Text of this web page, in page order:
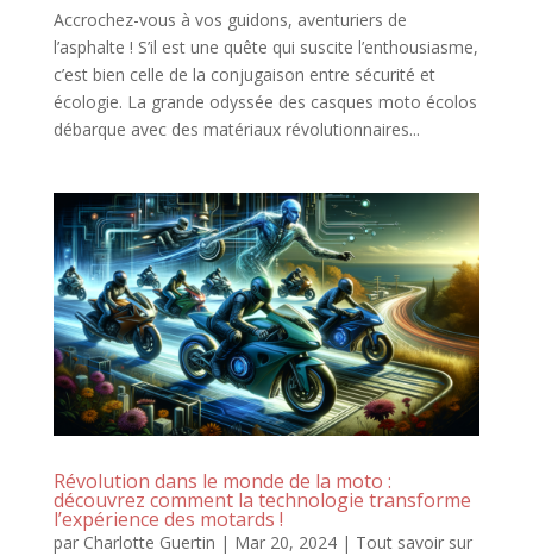
Accrochez-vous à vos guidons, aventuriers de
l’asphalte ! S’il est une quête qui suscite l’enthousiasme,
c’est bien celle de la conjugaison entre sécurité et
écologie. La grande odyssée des casques moto écolos
débarque avec des matériaux révolutionnaires...
Révolution dans le monde de la moto :
découvrez comment la technologie transforme
l’expérience des motards !
par Charlotte Guertin | Mar 20, 2024| Tout savoir sur